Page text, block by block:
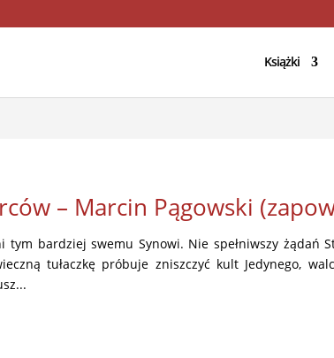
domains/geniuscreations.pl/public_html/wp-
Książki
– Marcin Pągowski
bardziej swemu Synowi. Nie spełniwszy żądań
tułaczkę próbuje zniszczyć kult Jedynego,